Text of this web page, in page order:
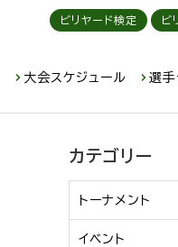
大会スケジュール 選手
ビリヤード検定 ビ
カテゴリー
トーナメント
イベント